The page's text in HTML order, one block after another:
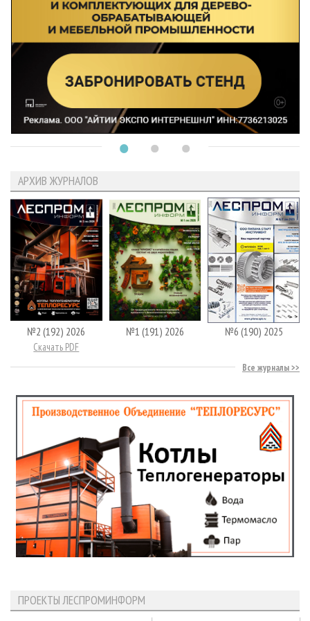
АРХИВ ЖУРНАЛОВ
№2 (192) 2026
Скачать PDF
№1 (191) 2026 №6 (190) 2025
Все журналы
ПРОЕКТЫ ЛЕСПРОМИНФОРМ